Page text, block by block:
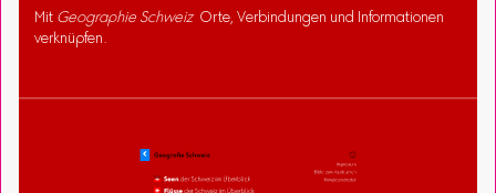
Mit Geographie SchweizOrte, Verbindungen und Informationen
verknüpfen.